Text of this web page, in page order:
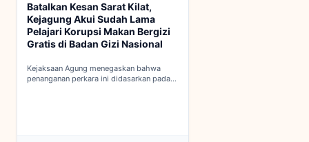
Batalkan Kesan Sarat Kilat,
Kejagung Akui Sudah Lama
Pelajari Korupsi Makan Bergizi
Gratis di Badan Gizi Nasional
Kejaksaan Agung menegaskan bahwa
penanganan perkara ini didasarkan pada